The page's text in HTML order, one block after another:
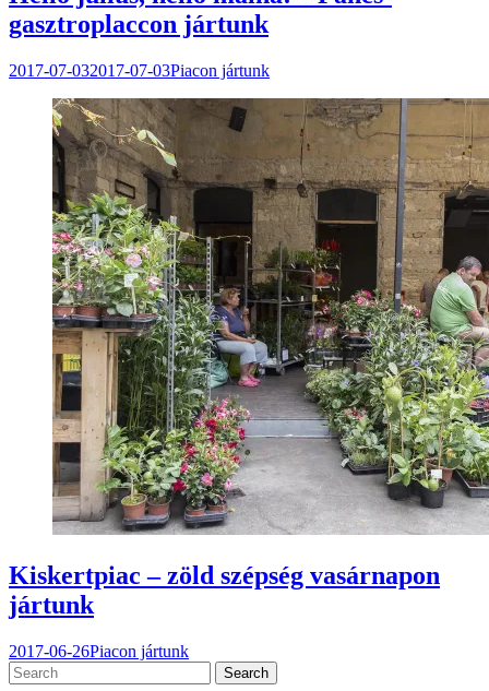
gasztroplaccon jártunk
2017-07-032017-07-03Piacon jártunk
Kiskertpiac – zöld szépség vasárnapon
jártunk
2017-06-26Piacon jártunk